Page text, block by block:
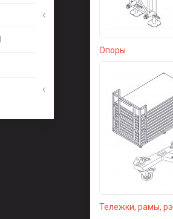
Опоры
Тележки, рамы,